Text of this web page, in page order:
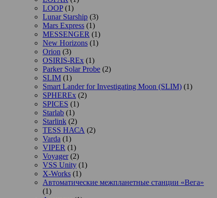
LOOP(1)
Lunar Starship (3)
Mars Express (1)
MESSENGER (1)
New Horizons (1)
Orion (3)
OSIRIS-REx (1)
Parker Solar Probe (2)
SLIM (1)
Smart Lander for Investigating Moon (SLIM) (1)
SPHEREx (2)
SPICES (1)
Starlab (1)
Starlink (2)
TESS НАСА (2)
Varda (1)
VIPER (1)
Voyager(2)
VSS Unity (1)
X-Works (1)
Автоматические межпланетные станции «Вега»
(1)